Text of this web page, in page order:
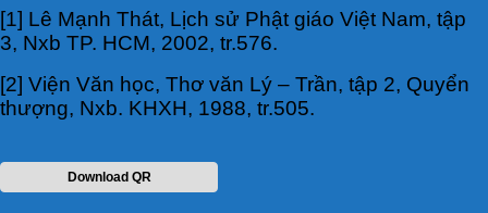
[1] Lê Mạnh Thát, Lịch sử Phật giáo Việt Nam, tập
3, Nxb TP. HCM, 2002, tr.576.
[2] Viện Văn học, Thơ văn Lý – Trần, tập 2, Quyển
thượng, Nxb. KHXH, 1988, tr.505.
Download QR